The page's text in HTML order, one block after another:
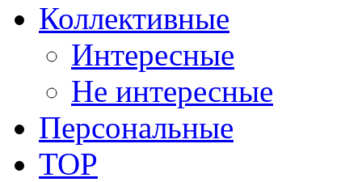
Коллективные
Интересные
Не интересные
Персональные
TOP